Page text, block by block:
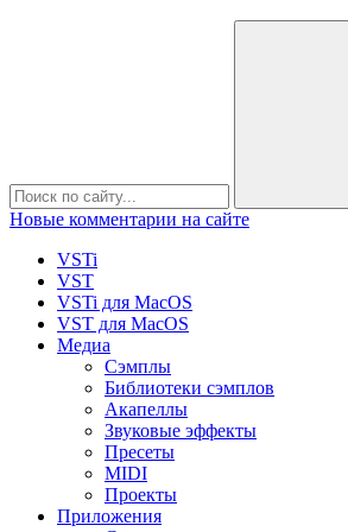
Новые комментарии на сайте
VSTi
VST
VSTi для MacOS
VST для MacOS
Медиа
Сэмплы
Библиотеки сэмплов
Акапеллы
Звуковые эффекты
Пресеты
MIDI
Проекты
Приложения